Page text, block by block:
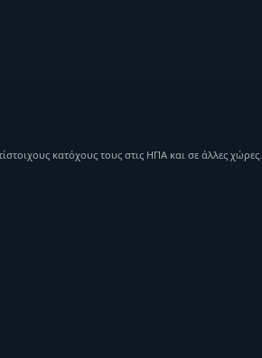
κατόχους τους στις ΗΠΑ και σε άλλες χώρες.